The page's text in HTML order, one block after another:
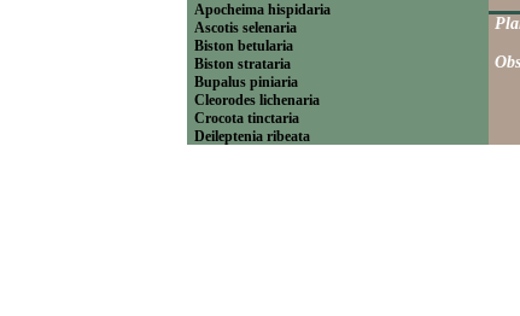
Apocheima hispidaria
Ascotis selenaria
Biston betularia
Biston strataria
Bupalus piniaria
Cleorodes lichenaria
Crocota tinctaria
Deileptenia ribeata